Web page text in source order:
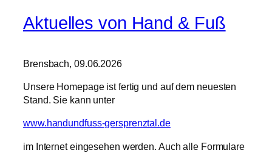
Aktuelles von Hand & Fuß
Brensbach, 09.06.2026
Unsere Homepage ist fertig und auf dem neuesten
Stand. Sie kann unter
www.handundfuss-gersprenztal.de
im Internet eingesehen werden. Auch alle Formulare